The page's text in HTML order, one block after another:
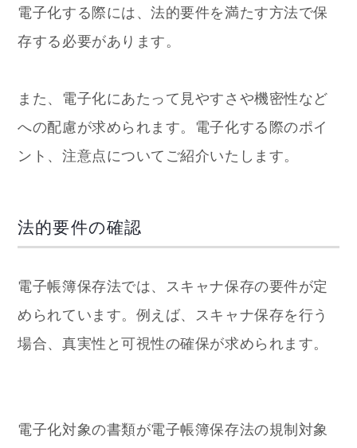
電子化する際には、法的要件を満たす方法で保
存する必要があります。
また、電子化にあたって見やすさや機密性など
への配慮が求められます。電子化する際のポイ
ント、注意点についてご紹介いたします。
法的要件の確認
電子帳簿保存法では、スキャナ保存の要件が定
められています。例えば、スキャナ保存を行う
場合、真実性と可視性の確保が求められます。
電子化対象の書類が電子帳簿保存法の規制対象